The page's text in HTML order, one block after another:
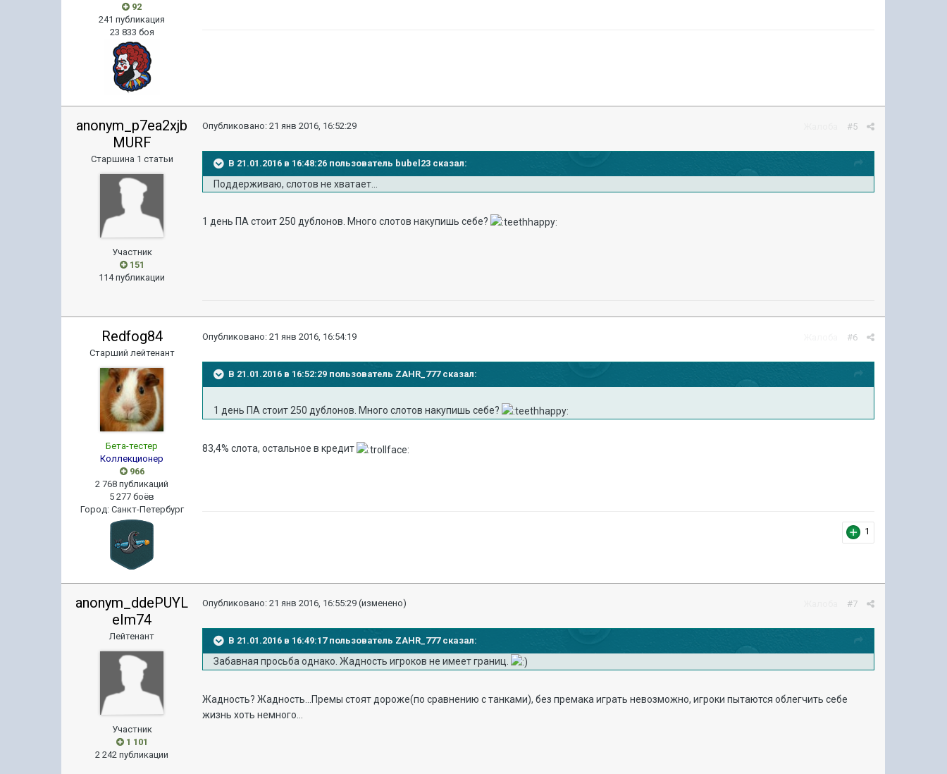
92
241 публикация
23 833 боя
anonym_p7ea2xjb
MURF
Старшина 1 статьи
Участник
151
114 публикации
#5
Опубликовано:21 янв 2016, 16:52:29
В 21.01.2016 в 16:48:26 пользователь bubel23 сказал:
Поддерживаю, слотов не хватает...
1 день ПА стоит 250 дублонов. Много слотов накупишь себе?
Redfog84
Старший лейтенант
Бета-тестер
Коллекционер
966
2 768 публикаций
5 277 боёв
Город: Санкт-Петербург
#6
Опубликовано:21 янв 2016, 16:54:19
В 21.01.2016 в 16:52:29 пользователь ZAHR_777 сказал:
1 день ПА стоит 250 дублонов. Много слотов накупишь себе?
83,4% слота, остальное в кредит
1
anonym_ddePUYL
eIm74
Лейтенант
Участник
1 101
2 242 публикации
#7
Опубликовано:21 янв 2016, 16:55:29 (изменено)
В 21.01.2016 в 16:49:17 пользователь ZAHR_777 сказал:
Забавная просьба однако. Жадность игроков не имеет границ.
Жадность? Жадность...Премы стоят дороже(по сравнению с танками), без премака играть невозможно, игроки пытаются облегчить себе
жизнь хоть немного...